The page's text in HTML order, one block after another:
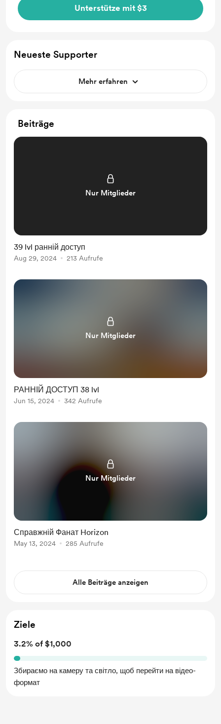
Unterstütze mit $3
Neueste Supporter
Mehr erfahren
Beiträge
Nur Mitglieder
39 lvl ранній доступ
Aug 29, 2024 213 Aufrufe
Nur Mitglieder
РАННІЙ ДОСТУП 38 lvl
Jun 15, 2024 342 Aufrufe
Nur Mitglieder
Справжній Фанат Horizon
May 13, 2024 285 Aufrufe
Alle Beiträge anzeigen
Ziele
3.2% of $1,000
Збираємо на камеру та світло, щоб перейти на відео-
формат